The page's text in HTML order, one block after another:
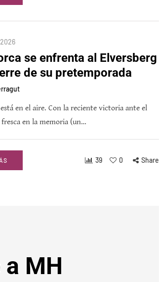
se enfrenta al Elversberg
de su pretemporada
en el aire. Con la reciente victoria ante el
fresca en la memoria (un…
39 0 Share
MH